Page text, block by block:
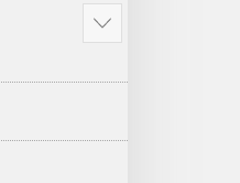
Mostrar